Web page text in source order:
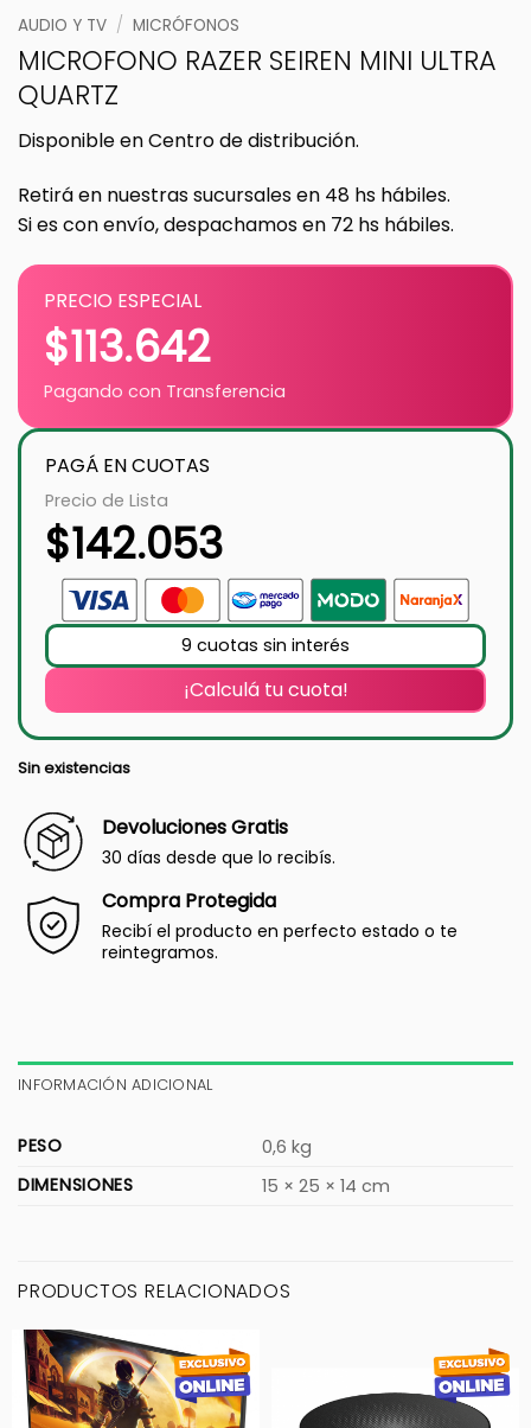
AUDIO Y TV / MICRÓFONOS
MICROFONO RAZER SEIREN MINI ULTRA
QUARTZ
Disponible en Centro de distribución.
Retirá en nuestras sucursales en 48 hs hábiles.
Si es con envío, despachamos en 72 hs hábiles.
PRECIO ESPECIAL
$113.642
Pagando con Transferencia
PAGÁ EN CUOTAS
Precio de Lista
$142.053
9 cuotas sin interés
¡Calculá tu cuota!
Sin existencias
Devoluciones Gratis
30 días desde que lo recibís.
Compra Protegida
Recibí el producto en perfecto estado o te
reintegramos.
INFORMACIÓN ADICIONAL
PESO
0,6 kg
DIMENSIONES
15 × 25 × 14 cm
PRODUCTOS RELACIONADOS